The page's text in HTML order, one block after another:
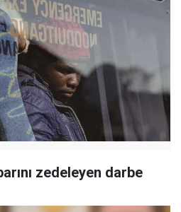
zedeleyen darbe